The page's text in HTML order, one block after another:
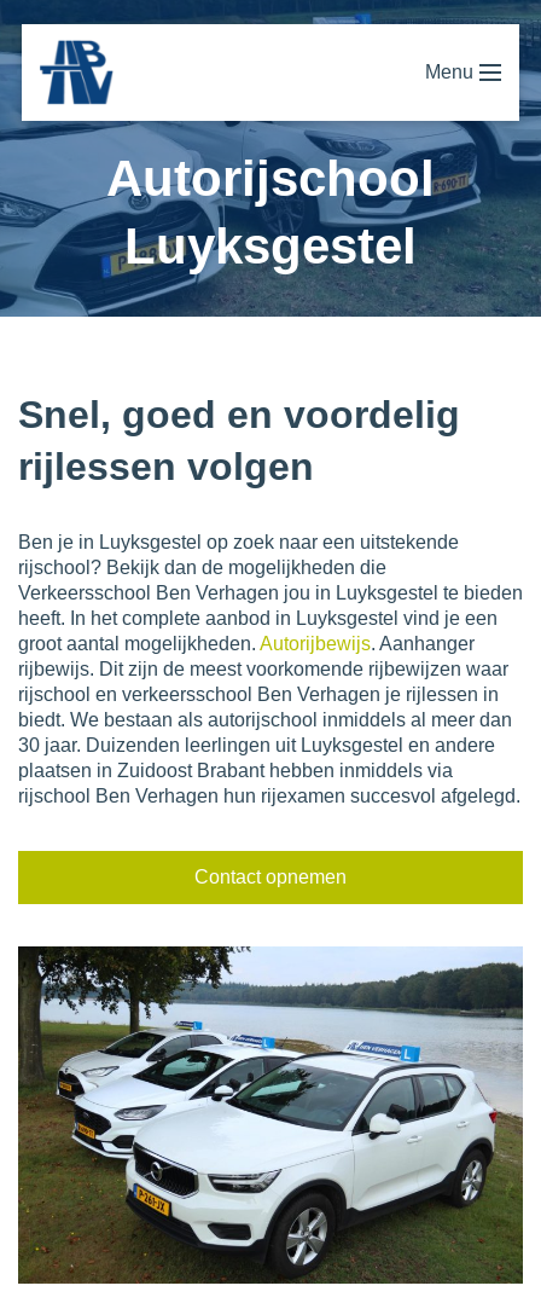
Menu
Autorijschool
Luyksgestel
Snel, goed en voordelig
rijlessen volgen
Ben je in Luyksgestel op zoek naar een uitstekende
rijschool? Bekijk dan de mogelijkheden die
Verkeersschool Ben Verhagen jou in Luyksgestel te bieden
heeft. In het complete aanbod in Luyksgestel vind je een
groot aantal mogelijkheden. Autorijbewijs. Aanhanger
rijbewijs. Dit zijn de meest voorkomende rijbewijzen waar
rijschool en verkeersschool Ben Verhagen je rijlessen in
biedt. We bestaan als autorijschool inmiddels al meer dan
30 jaar. Duizenden leerlingen uit Luyksgestel en andere
plaatsen in Zuidoost Brabant hebben inmiddels via
rijschool Ben Verhagen hun rijexamen succesvol afgelegd.
Contact opnemen